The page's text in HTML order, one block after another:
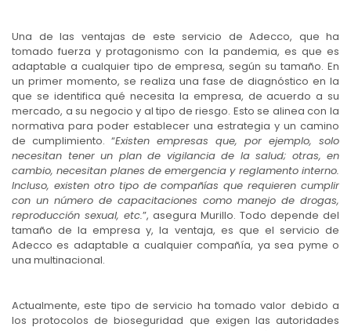
Una de las ventajas de este servicio de Adecco, que ha
tomado fuerza y protagonismo con la pandemia, es que es
adaptable a cualquier tipo de empresa, según su tamaño. En
un primer momento, se realiza una fase de diagnóstico en la
que se identifica qué necesita la empresa, de acuerdo a su
mercado, a su negocio y al tipo de riesgo. Esto se alinea con la
normativa para poder establecer una estrategia y un camino
de cumplimiento. “Existen empresas que, por ejemplo, solo
necesitan tener un plan de vigilancia de la salud; otras, en
cambio, necesitan planes de emergencia y reglamento interno.
Incluso, existen otro tipo de compañías que requieren cumplir
con un número de capacitaciones como manejo de drogas,
reproducción sexual, etc.”, asegura Murillo. Todo depende del
tamaño de la empresa y, la ventaja, es que el servicio de
Adecco es adaptable a cualquier compañía, ya sea pyme o
una multinacional.
Actualmente, este tipo de servicio ha tomado valor debido a
los protocolos de bioseguridad que exigen las autoridades